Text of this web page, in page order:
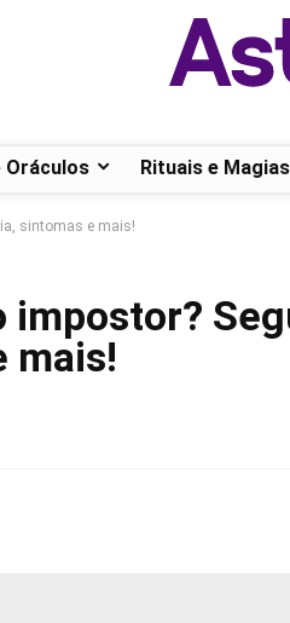
Oráculos Rituais e Magias
sintomas e mais!
impostor?
mais!